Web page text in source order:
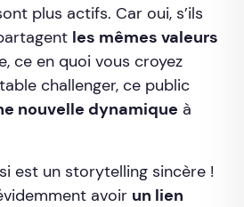
plus actifs. Car oui, s’ils
les mêmes valeurs
ce en quoi vous croyez
challenger, ce public
nouvelle dynamique à
est un storytelling sincère !
avoir un lien